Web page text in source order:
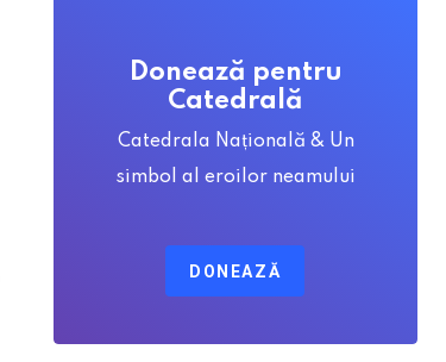
Donează pentru
Catedrală
Catedrala Națională & Un
simbol al eroilor neamului
DONEAZĂ